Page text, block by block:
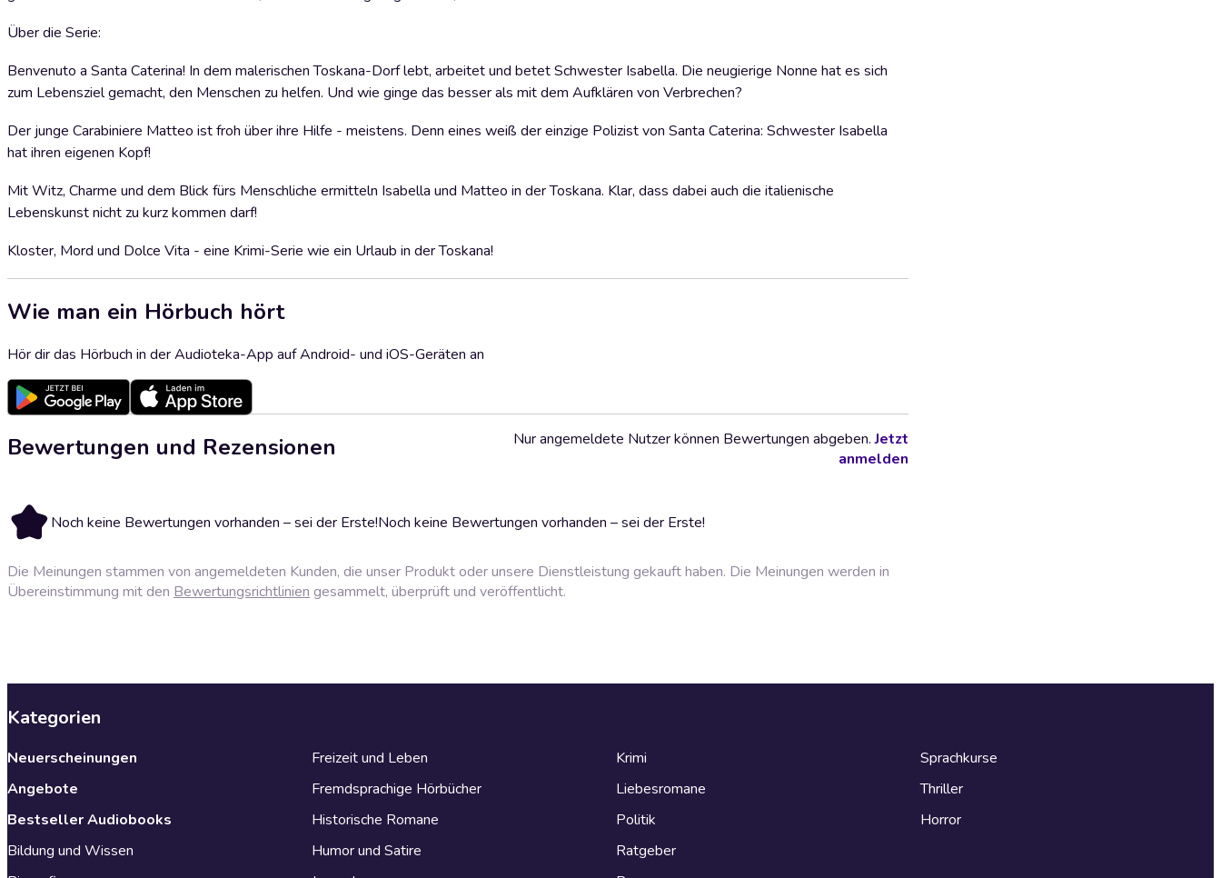
Über die Serie:
Benvenuto a Santa Caterina! In dem malerischen Toskana-Dorf lebt, arbeitet und betet Schwester Isabella. Die neugierige Nonne hat es sich
zum Lebensziel gemacht, den Menschen zu helfen. Und wie ginge das besser als mit dem Aufklären von Verbrechen?
Der junge Carabiniere Matteo ist froh über ihre Hilfe - meistens. Denn eines weiß der einzige Polizist von Santa Caterina: Schwester Isabella
hat ihren eigenen Kopf!
Mit Witz, Charme und dem Blick fürs Menschliche ermitteln Isabella und Matteo in der Toskana. Klar, dass dabei auch die italienische
Lebenskunst nicht zu kurz kommen darf!
Kloster, Mord und Dolce Vita - eine Krimi-Serie wie ein Urlaub in der Toskana!
Wie man ein Hörbuch hört
Hör dir das Hörbuch in der Audioteka-App auf Android- und iOS-Geräten an
Bewertungen und Rezensionen
Noch keine Bewertungen vorhanden – sei der Erste!Noch keine Bewertungen vorhanden – sei der Erste!
Nur angemeldete Nutzer können Bewertungen abgeben.Jetzt
anmelden
Die Meinungen stammen von angemeldeten Kunden, die unser Produkt oder unsere Dienstleistung gekauft haben. Die Meinungen werden in
Übereinstimmung mit den Bewertungsrichtlinien gesammelt, überprüft und veröffentlicht.
Kategorien
Neuerscheinungen
Angebote
Bestseller Audiobooks
Bildung und Wissen
Freizeit und Leben
Fremdsprachige Hörbücher
Historische Romane
Humor und Satire
Krimi
Liebesromane
Politik
Ratgeber
Sprachkurse
Thriller
Horror